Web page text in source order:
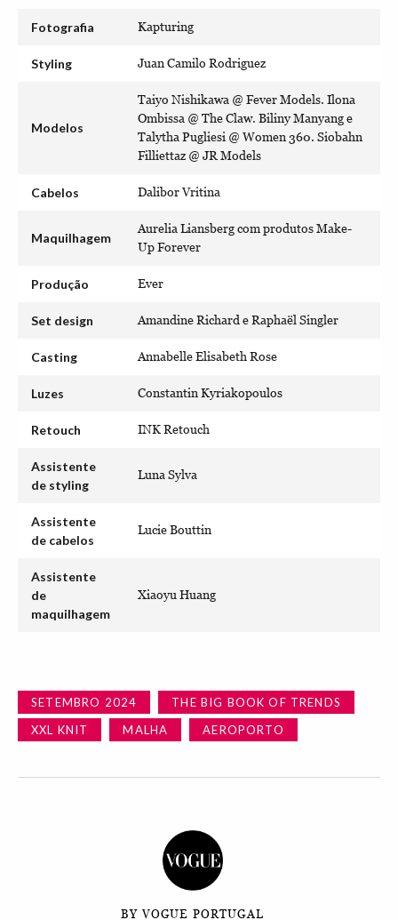
Fotografia Kapturing
Styling Juan Camilo Rodriguez
Modelos
Taiyo Nishikawa @ Fever Models. Ilona
Ombissa @ The Claw. Biliny Manyang e
Talytha Pugliesi @ Women 360. Siobahn
Filliettaz @ JR Models
Cabelos Dalibor Vritina
Maquilhagem
Aurelia Liansberg com produtos Make-
Up Forever
Produção Ever
Set design Amandine Richard e Raphaël Singler
Casting Annabelle Elisabeth Rose
Luzes Constantin Kyriakopoulos
Retouch INK Retouch
Assistente
de styling
Luna Sylva
Assistente
de cabelos
Lucie Bouttin
Assistente
de
maquilhagem
Xiaoyu Huang
SETEMBRO 2024
THE BIG BOOK OF TRENDS
XXL KNIT
MALHA AEROPORTO
BY VOGUE PORTUGAL